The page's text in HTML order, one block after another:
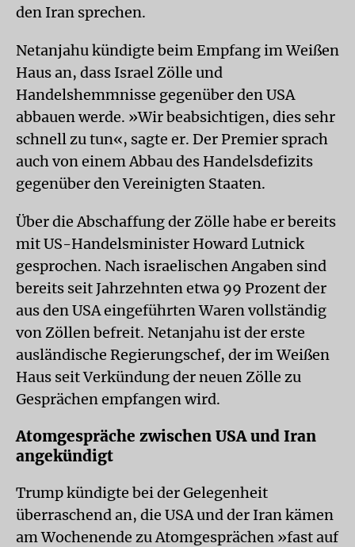
den Iran sprechen.
Netanjahu kündigte beim Empfang im Weißen
Haus an, dass Israel Zölle und
Handelshemmnisse gegenüber den USA
abbauen werde. »Wir beabsichtigen, dies sehr
schnell zu tun«, sagte er. Der Premier sprach
auch von einem Abbau des Handelsdefizits
gegenüber den Vereinigten Staaten.
Über die Abschaffung der Zölle habe er bereits
mit US-Handelsminister Howard Lutnick
gesprochen. Nach israelischen Angaben sind
bereits seit Jahrzehnten etwa 99 Prozent der
aus den USA eingeführten Waren vollständig
von Zöllen befreit. Netanjahu ist der erste
ausländische Regierungschef, der im Weißen
Haus seit Verkündung der neuen Zölle zu
Gesprächen empfangen wird.
Atomgespräche zwischen USA und Iran
angekündigt
Trump kündigte bei der Gelegenheit
überraschend an, die USA und der Iran kämen
am Wochenende zu Atomgesprächen »fast auf